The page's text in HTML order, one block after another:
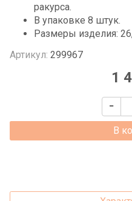
ракурса.
В упаковке 8 штук.
Размеры изделия:
Артикул: 299967
1
В